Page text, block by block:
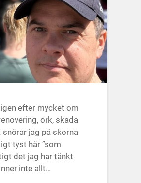
efter mycket om
ork, skada
jag på skorna
tyst här ”som
det jag har tänkt
inte allt…